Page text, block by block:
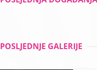
POSLJEDNJE GALERIJE